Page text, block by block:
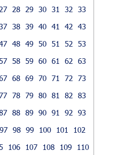
27 28 29 30 31 32
33
37 38 39 40 41 42
43
48 49 50 51 52
53
57 58 59 60 61 62
63
68 69 70 71 72
73
78 79 80 81 82
83
88 89 90 91 92
93
97 98 99 100 101
102
106 107 108 109
110